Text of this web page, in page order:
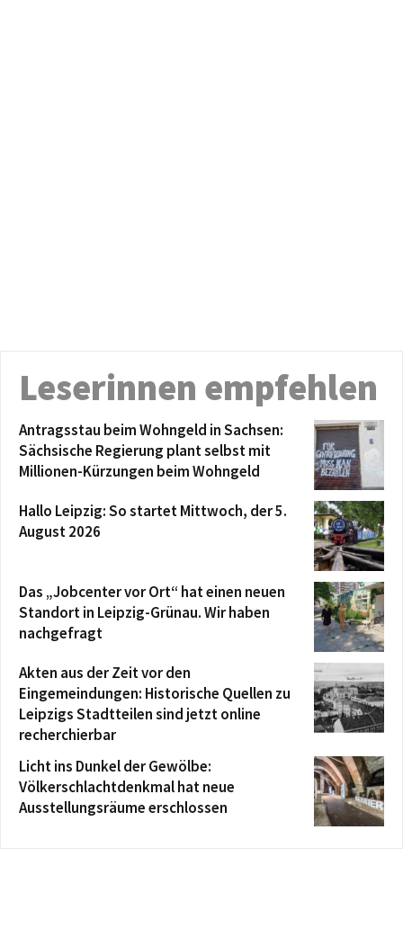
Leserinnen empfehlen
Antragsstau beim Wohngeld in Sachsen:
Sächsische Regierung plant selbst mit
Millionen-Kürzungen beim Wohngeld
Hallo Leipzig: So startet Mittwoch, der 5.
August 2026
Das „Jobcenter vor Ort“ hat einen neuen
Standort in Leipzig-Grünau. Wir haben
nachgefragt
Akten aus der Zeit vor den
Eingemeindungen: Historische Quellen zu
Leipzigs Stadtteilen sind jetzt online
recherchierbar
Licht ins Dunkel der Gewölbe:
Völkerschlachtdenkmal hat neue
Ausstellungsräume erschlossen